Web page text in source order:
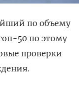
по объему
50 по этому
проверки